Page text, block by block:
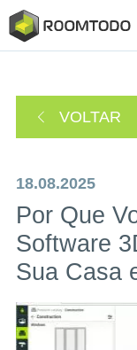
Faça
VOLTAR
18.08.2025
Por Que
Software
Sua Casa